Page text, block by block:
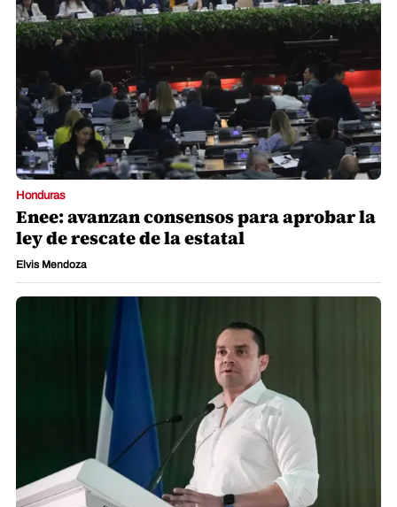
Honduras
Enee: avanzan consensos para aprobar la
ley de rescate de la estatal
Elvis Mendoza